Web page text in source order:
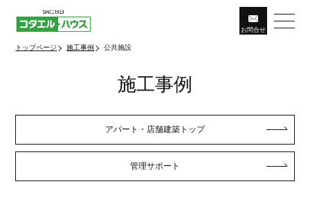
お問合せ
トップページ 施工事例 公共施設
施工事例
アパート・店舗建築トップ
管理サポート